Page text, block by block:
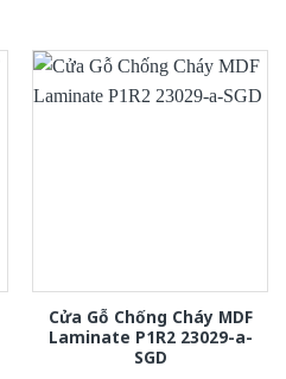
Cửa Gỗ Chống Cháy MDF
Laminate P1R2 23029-a-
SGD